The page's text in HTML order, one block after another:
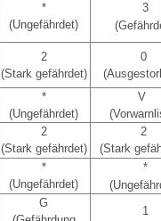
*
(Ungefährdet)
3
2
(Stark gefährdet)
0
*
(Ungefährdet)
V
2
(Stark gefährdet)
2
(Stark
*
(Ungefährdet)
*
G
1